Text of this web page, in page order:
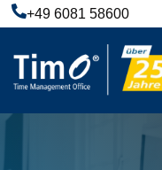
+49 6081 58600